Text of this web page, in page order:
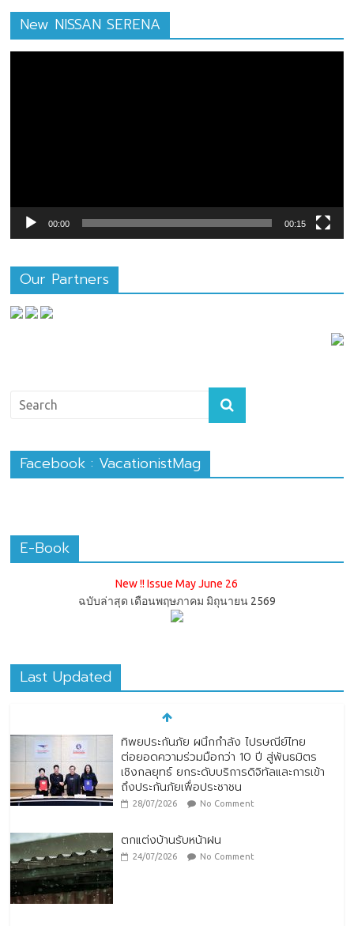
New NISSAN SERENA
00:00 00:15
Our Partners
Facebook : VacationistMag
E-Book
New !! Issue May June 26
ฉบับล่าสุด เดือนพฤษภาคม มิถุนายน 2569
Last Updated
ทิพยประกันภัย ผนึกกำลัง ไปรษณีย์ไทย
ต่อยอดความร่วมมือกว่า 10 ปี สู่พันธมิตร
เชิงกลยุทธ์ ยกระดับบริการดิจิทัลและการเข้า
ถึงประกันภัยเพื่อประชาชน
28/07/2026 No Comment
ตกแต่งบ้านรับหน้าฝน
24/07/2026 No Comment